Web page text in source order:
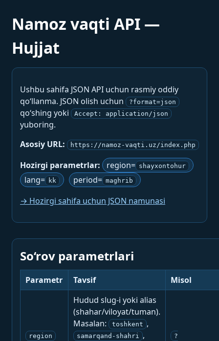
Namoz vaqti API —
Hujjat
Ushbu sahifa JSON API uchun rasmiy oddiy
qo‘llanma. JSON olish uchun
?format=json
qo‘shing yoki Accept: application/json
yuboring.
Asosiy URL:
https://namoz-vaqti.uz/index.php
Hozirgi parametrlar: region= shayxontohur
lang= kk period= maghrib
→ Hozirgi sahifa uchun JSON namunasi
So‘rov parametrlari
Parametr Tavsif Misol
region
Hudud slug-i yoki alias
(shahar/viloyat/tuman).
Masalan:
toshkent ,
samarqand-shahri ,
?